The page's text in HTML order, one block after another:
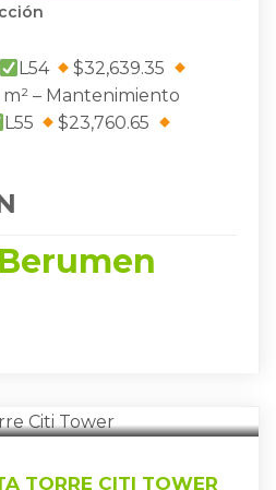
L54
$32,639.35
m² – Mantenimiento
L55
$23,760.65
TORRE CITI TOWER